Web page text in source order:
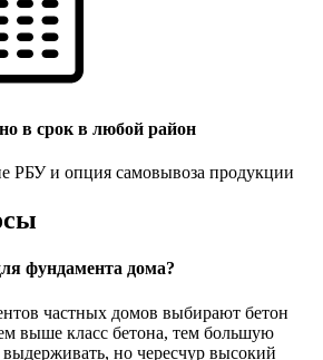
в срок в любой район
РБУ и опция самовывоза продукции
фундамента дома?
частных домов выбирают бетон
выше класс бетона, тем большую
выдерживать, но чересчур высокий